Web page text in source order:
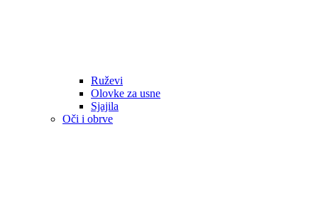
Ruževi
Olovke za usne
Sjajila
Oči i obrve